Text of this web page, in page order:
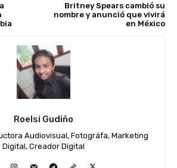
Britney Spears cambió su
nombre y anunció que vivirá
en México
Roelsi Gudiño
Audiovisual, Fotográfa, Marketing
Digital, Creador Digital